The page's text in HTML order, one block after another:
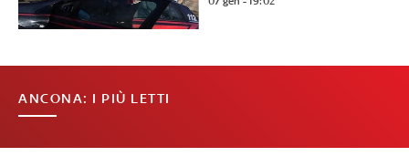
ANCONA: I PIÙ LETTI